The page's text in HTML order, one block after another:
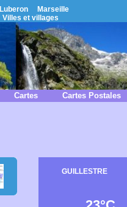
Luberon
Marseille
Villes et villages
Cartes Cartes Postales